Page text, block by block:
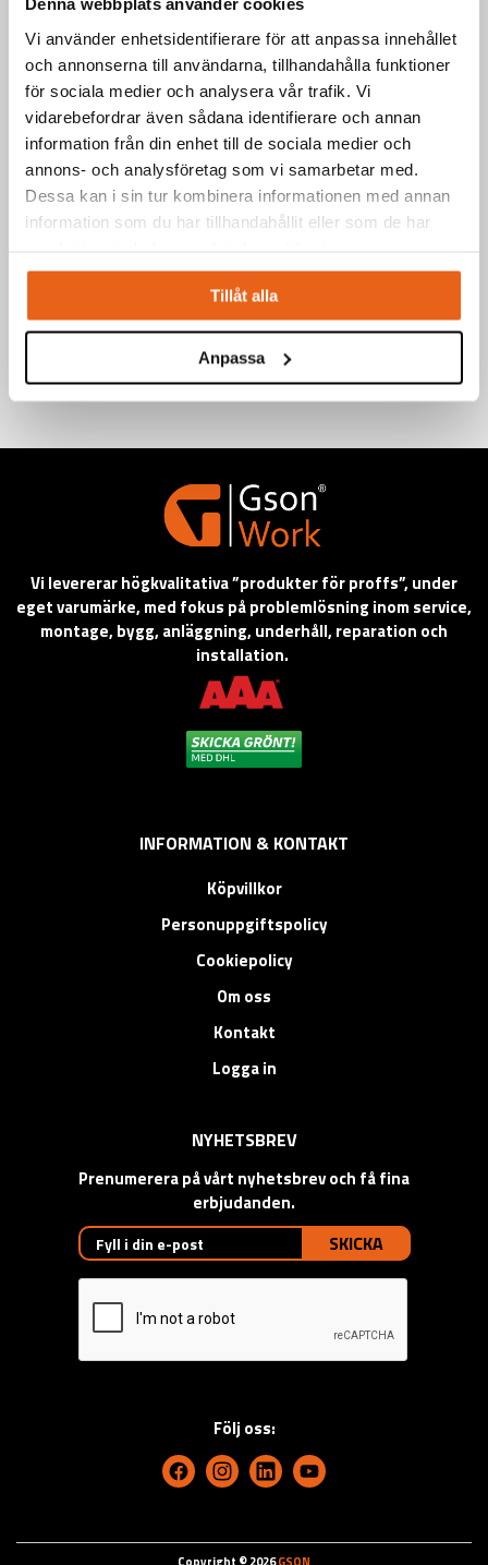
Vi använder enhetsidentifierare för att anpassa innehållet
och annonserna till användarna, tillhandahålla funktioner
för sociala medier och analysera vår trafik. Vi
vidarebefordrar även sådana identifierare och annan
information från din enhet till de sociala medier och
annons- och analysföretag som vi samarbetar med.
Dessa kan i sin tur kombinera informationen med annan
information som du har tillhandahållit eller som de har
Tillåt alla
Anpassa
Vi levererar högkvalitativa ”produkter för proffs”, under
eget varumärke, med fokus på problemlösning inom service,
montage, bygg, anläggning, underhåll, reparation och
installation.
INFORMATION & KONTAKT
Köpvillkor
Personuppgiftspolicy
Cookiepolicy
Om oss
Kontakt
Logga in
NYHETSBREV
Prenumerera på vårt nyhetsbrev och få fina
erbjudanden.
SKICKA
Följ oss: